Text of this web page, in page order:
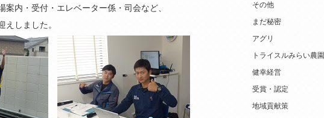
案内・受付・エレベーター係・司会など、
えしました。
その他
まだ秘密
アグリ
トライスルみらい農園
健幸経営
受賞・認定
地域貢献策